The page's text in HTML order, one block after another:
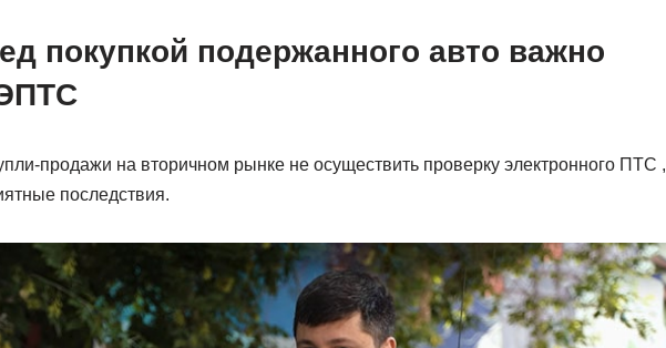
покупкой подержанного авто важно
продажи на вторичном рынке не осуществить проверку электронного ПТС ,
последствия.